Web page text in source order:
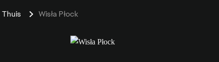
Thuis Wisła Płock